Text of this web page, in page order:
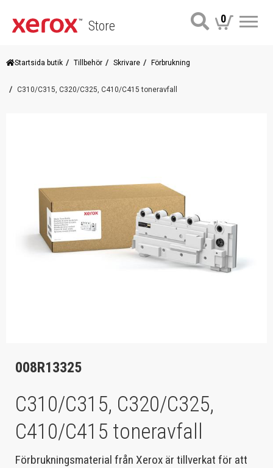
Store 0
Startsida butik Tillbehör Skrivare Förbrukning
C310/C315, C320/C325, C410/C415 toneravfall
008R13325
C310/C315, C320/C325,
C410/C415 toneravfall
Förbrukningsmaterial från Xerox är tillverkat för att